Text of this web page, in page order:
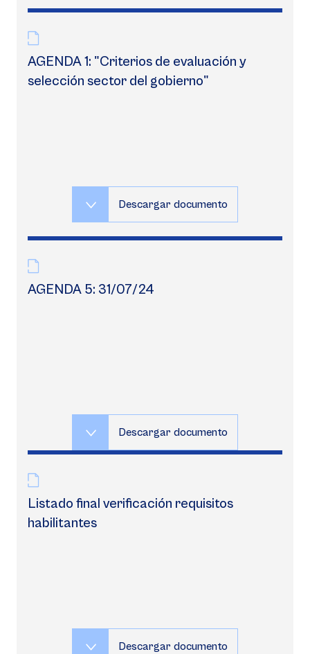
AGENDA 1: "Criterios de evaluación y
selección sector del gobierno"
Descargar documento
AGENDA 5: 31/07/24
Descargar documento
Listado final verificación requisitos
habilitantes
Descargar documento